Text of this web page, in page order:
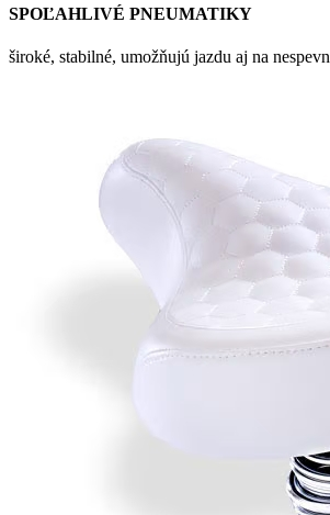
SPOĽAHLIVÉ PNEUMATIKY
široké, stabilné, umožňujú jazdu aj na